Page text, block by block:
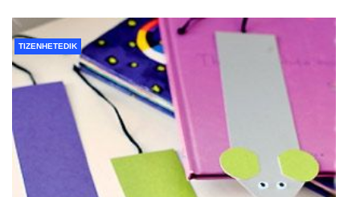
TIZENHETEDIK